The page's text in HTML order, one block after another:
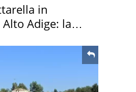
in
Adige: la